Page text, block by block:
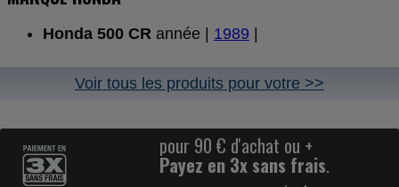
Honda 500 CR année | 1989 |
Voir tous les produits pour votre >>
pour 90 € d'achat ou +
Payez en 3x sans frais.